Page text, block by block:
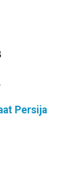
Persija